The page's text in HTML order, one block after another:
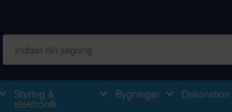
Styring &
elektronik
Bygninger Dekoration